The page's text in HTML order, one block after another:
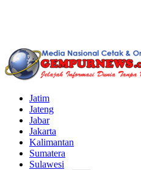
Informasi
Dunia
Tanpa
Batas
Jatim
Jateng
Jabar
Jakarta
Kalimantan
Sumatera
Sulawesi